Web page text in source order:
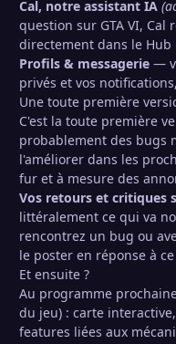
Cal, notre assistant IA
question sur GTA VI,
directement dans le Hub
Profils & messagerie —
privés et vos
Une toute première
C'est la toute première
probablement des bugs
l'améliorer dans les
fur et à mesure des
Vos retours et critiques
littéralement ce qui va
rencontrez un bug ou
le poster en réponse à
Et ensuite ?
Au programme
du jeu) : carte
features liées aux